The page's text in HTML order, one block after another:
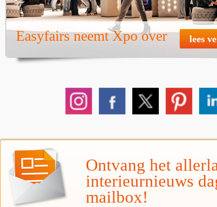
Easyfairs neemt Xpo over lees
Ontvang het
interieurnieuws
mailbox!